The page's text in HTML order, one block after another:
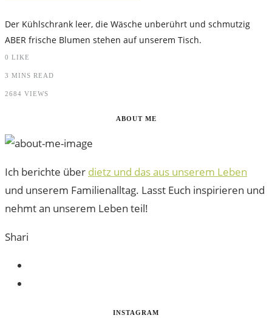
Der Kühlschrank leer, die Wäsche unberührt und schmutzig
ABER frische Blumen stehen auf unserem Tisch.
0 LIKE
3 MINS READ
2684 VIEWS
ABOUT ME
Ich berichte über dietz und das aus unserem Leben
und unserem Familienalltag. Lasst Euch inspirieren und
nehmt an unserem Leben teil!
Shari
INSTAGRAM